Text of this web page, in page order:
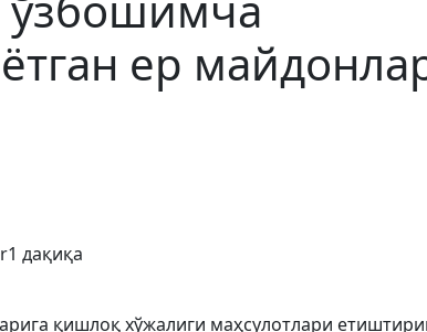
ер
1 дақиқа
қишлоқ хўжалиги маҳсулотлари